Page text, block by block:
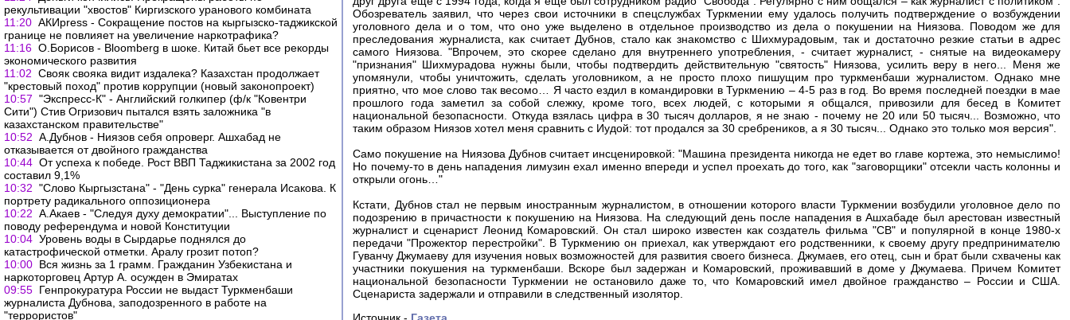
рекультивации "хвостов" Киргизского уранового комбината
11:20 АКИpress - Сокращение постов на кыргызско-таджикской
границе не повлияет на увеличение наркотрафика?
11:16 О.Борисов - Bloomberg в шоке. Китай бьет все рекорды
экономического развития
11:02 Свояк свояка видит издалека? Казахстан продолжает
"крестовый поход" против коррупции (новый законопроект)
10:57 "Экспресс-К" - Английский голкипер (ф/к "Ковентри
Сити") Стив Огризович пытался взять заложника "в
казахстанском правительстве"
10:52 А.Дубнов - Ниязов себя опроверг. Ашхабад не
отказывается от двойного гражданства
10:44 От успеха к победе. Рост ВВП Таджикистана за 2002 год
составил 9,1%
10:32 "Слово Кыргызстана" - "День сурка" генерала Исакова. К
портрету радикального оппозиционера
10:22 А.Акаев - "Следуя духу демократии"... Выступление по
поводу референдума и новой Конституции
10:04 Уровень воды в Сырдарье поднялся до
катастрофической отметки. Аралу грозит потоп?
10:00 Вся жизнь за 1 грамм. Гражданин Узбекистана и
наркоторговец Артур А. осужден в Эмиратах
09:55 Генпрокуратура России не выдаст Туркменбаши
журналиста Дубнова, заподозренного в работе на
"террористов"
Обозреватель заявил, что через свои источники в спецслужбах Туркмении ему удалось получить подтверждение о возбуждении
уголовного дела и о том, что оно уже выделено в отдельное производство из дела о покушении на Ниязова. Поводом же для
преследования журналиста, как считает Дубнов, стало как знакомство с Шихмурадовым, так и достаточно резкие статьи в адрес
самого Ниязова. "Впрочем, это скорее сделано для внутреннего употребления, - считает журналист, - снятые на видеокамеру
"признания" Шихмурадова нужны были, чтобы подтвердить действительную "святость" Ниязова, усилить веру в него... Меня же
упомянули, чтобы уничтожить, сделать уголовником, а не просто плохо пишущим про туркменбаши журналистом. Однако мне
приятно, что мое слово так весомо… Я часто ездил в командировки в Туркмению – 4-5 раз в год. Во время последней поездки в мае
прошлого года заметил за собой слежку, кроме того, всех людей, с которыми я общался, привозили для бесед в Комитет
национальной безопасности. Откуда взялась цифра в 30 тысяч долларов, я не знаю - почему не 20 или 50 тысяч... Возможно, что
таким образом Ниязов хотел меня сравнить с Иудой: тот продался за 30 сребреников, а я 30 тысяч... Однако это только моя версия".
Само покушение на Ниязова Дубнов считает инсценировкой: "Машина президента никогда не едет во главе кортежа, это немыслимо!
Но почему-то в день нападения лимузин ехал именно впереди и успел проехать до того, как "заговорщики" отсекли часть колонны и
открыли огонь…"
Кстати, Дубнов стал не первым иностранным журналистом, в отношении которого власти Туркмении возбудили уголовное дело по
подозрению в причастности к покушению на Ниязова. На следующий день после нападения в Ашхабаде был арестован известный
журналист и сценарист Леонид Комаровский. Он стал широко известен как создатель фильма "СВ" и популярной в конце 1980-х
передачи "Прожектор перестройки". В Туркмению он приехал, как утверждают его родственники, к своему другу предпринимателю
Гуванчу Джумаеву для изучения новых возможностей для развития своего бизнеса. Джумаев, его отец, сын и брат были схвачены как
участники покушения на туркменбаши. Вскоре был задержан и Комаровский, проживавший в доме у Джумаева. Причем Комитет
национальной безопасности Туркмении не остановило даже то, что Комаровский имел двойное гражданство – России и США.
Сценариста задержали и отправили в следственный изолятор.